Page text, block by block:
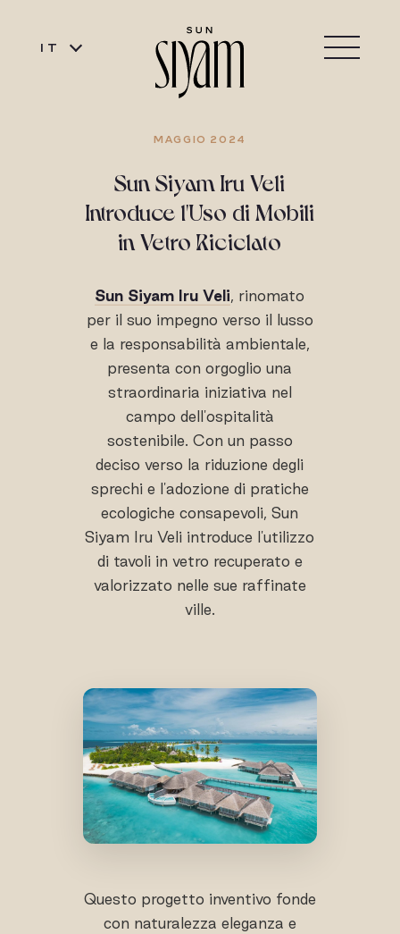
IT
MAGGIO 2024
Sun Siyam Iru Veli
Introduce l'Uso di Mobili
in Vetro Riciclato
Sun Siyam Iru Veli, rinomato
per il suo impegno verso il lusso
e la responsabilità ambientale,
presenta con orgoglio una
straordinaria iniziativa nel
campo dell'ospitalità
sostenibile. Con un passo
deciso verso la riduzione degli
sprechi e l'adozione di pratiche
ecologiche consapevoli, Sun
Siyam Iru Veli introduce l'utilizzo
di tavoli in vetro recuperato e
valorizzato nelle sue raffinate
ville.
Questo progetto inventivo fonde
con naturalezza eleganza e